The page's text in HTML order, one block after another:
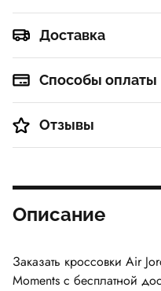
Доставка
Способы оплаты
Отзывы
Описание
Заказать кроссовки Air
Moments с бесплатной